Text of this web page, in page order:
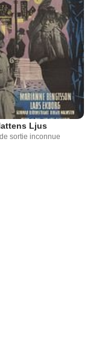
Ljus
sortie inconnue